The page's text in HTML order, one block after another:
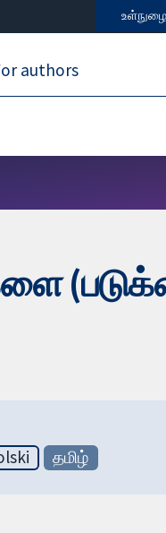
உள்நுழை
authors
தமிழ்